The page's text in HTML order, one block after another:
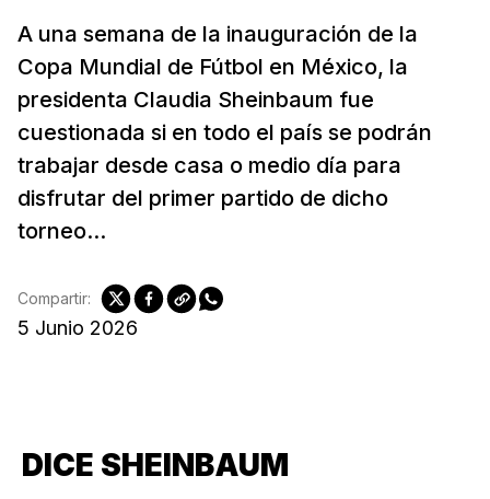
A una semana de la inauguración de la
Copa Mundial de Fútbol en México, la
presidenta Claudia Sheinbaum fue
cuestionada si en todo el país se podrán
trabajar desde casa o medio día para
disfrutar del primer partido de dicho
torneo...
5 Junio 2026
Compartir:
DICE SHEINBAUM